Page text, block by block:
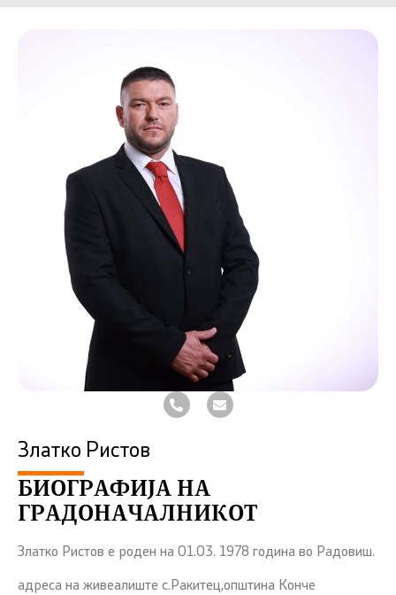
Златко Ристов
БИОГРАФИЈА НА
ГРАДОНАЧАЛНИКОТ
Златко Ристов е роден на 01.03. 1978 година во Радовиш.
адреса на живеалиште с.Ракитец,општина Конче